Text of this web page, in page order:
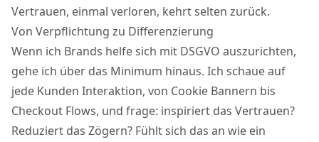
Vertrauen, einmal verloren, kehrt selten zurück.
Von Verpflichtung zu Differenzierung
Wenn ich Brands helfe sich mit DSGVO auszurichten,
gehe ich über das Minimum hinaus. Ich schaue auf
jede Kunden Interaktion, von Cookie Bannern bis
Checkout Flows, und frage: inspiriert das Vertrauen?
Reduziert das Zögern? Fühlt sich das an wie ein